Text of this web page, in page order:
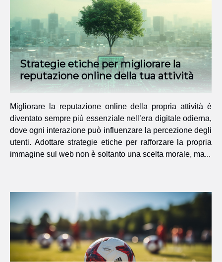
Strategie etiche per migliorare la
reputazione online della tua attività
Migliorare la reputazione online della propria attività è
diventato sempre più essenziale nell’era digitale odierna,
dove ogni interazione può influenzare la percezione degli
utenti. Adottare strategie etiche per rafforzare la propria
immagine sul web non è soltanto una scelta morale, ma...